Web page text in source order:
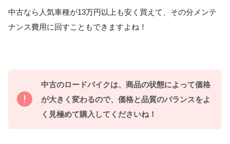
中古なら人気車種が13万円以上も安く買えて、その分メンテ
ナンス費用に回すこともできますよね！
中古のロードバイクは、商品の状態によって価格
が大きく変わるので、価格と品質のバランスをよ
く見極めて購入してくださいね！